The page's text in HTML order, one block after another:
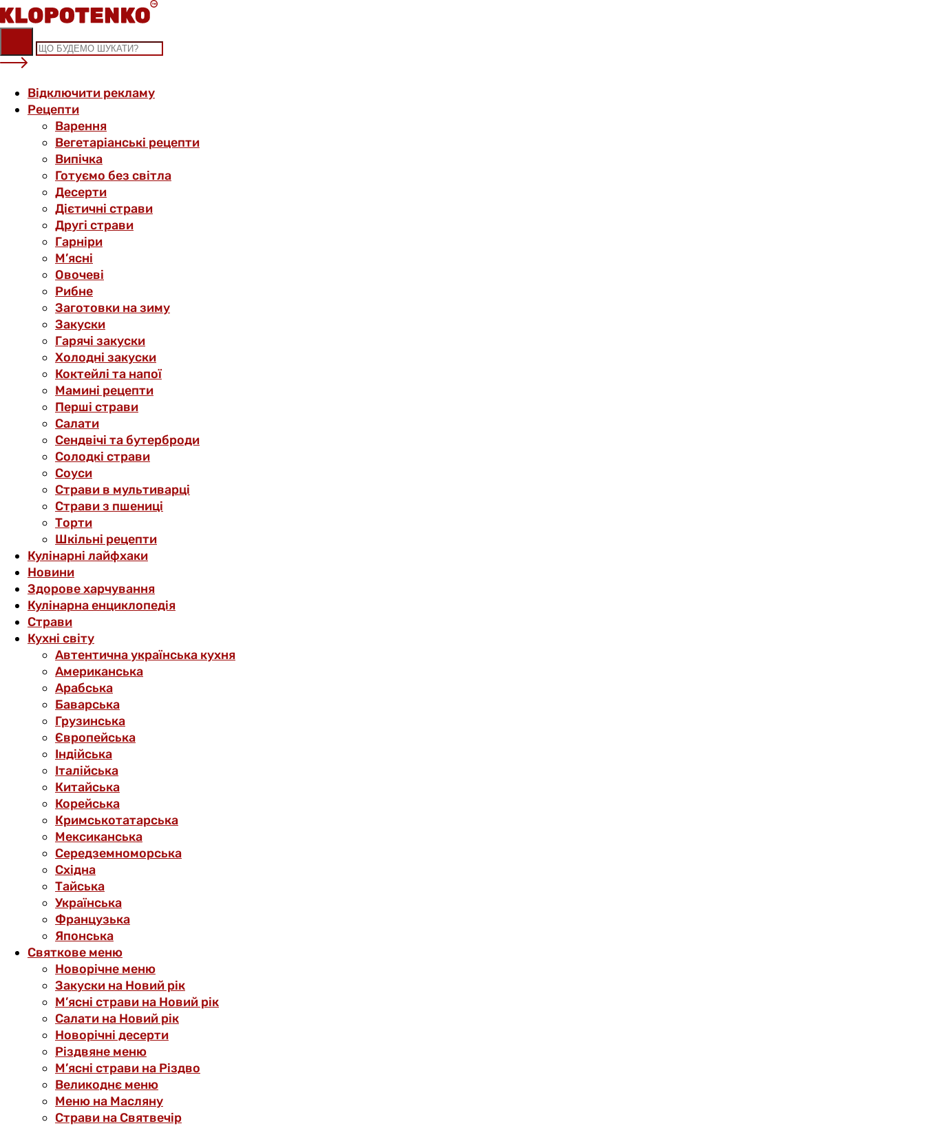
Skip
to
content
Відключити рекламу
Рецепти
Варення
Вегетаріанські рецепти
Випічка
Готуємо без світла
Десерти
Дієтичні страви
Другі страви
Гарніри
М’ясні
Овочеві
Рибне
Заготовки на зиму
Закуски
Гарячі закуски
Холодні закуски
Коктейлі та напої
Мамині рецепти
Перші страви
Салати
Сендвічі та бутерброди
Солодкі страви
Соуси
Страви в мультиварці
Страви з пшениці
Торти
Шкільні рецепти
Кулінарні лайфхаки
Новини
Здорове харчування
Кулінарна енциклопедія
Страви
Кухні світу
Автентична українська кухня
Американська
Арабська
Баварська
Грузинська
Європейська
Індійська
Італійська
Китайська
Корейська
Кримськотатарська
Мексиканська
Середземноморська
Східна
Тайська
Українська
Французька
Японська
Святкове меню
Новорічне меню
Закуски на Новий рік
М’ясні страви на Новий рік
Салати на Новий рік
Новорічні десерти
Різдвяне меню
М’ясні страви на Різдво
Великоднє меню
Меню на Масляну
Страви на Святвечір